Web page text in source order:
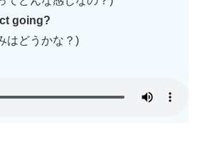
going?
はどうかな？)